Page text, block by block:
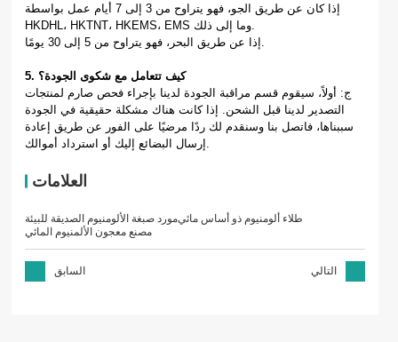
إذا كان عن طريق الجو، فهو يتراوح من 3 إلى 7 أيام عمل بواسطة
5. كيف تتعامل مع شكوى الجودة؟
ج: أولاً، سيقوم قسم مراقبة الجودة لدينا بإجراء فحص صارم لمنتجات
التصدير لدينا قبل الشحن. إذا كانت هناك مشكلة حقيقية في الجودة
سببناها، فاتصل بنا وسنقدم لك ردًا مرضيًا على الفور عن طريق إعادة
العلامات
مورد صبغة الألومنيوم الصديقة للبيئةطلاء ألومنيوم ذو أساس مائي
مصنع معجون الألمنيوم المائي
السابق التالي